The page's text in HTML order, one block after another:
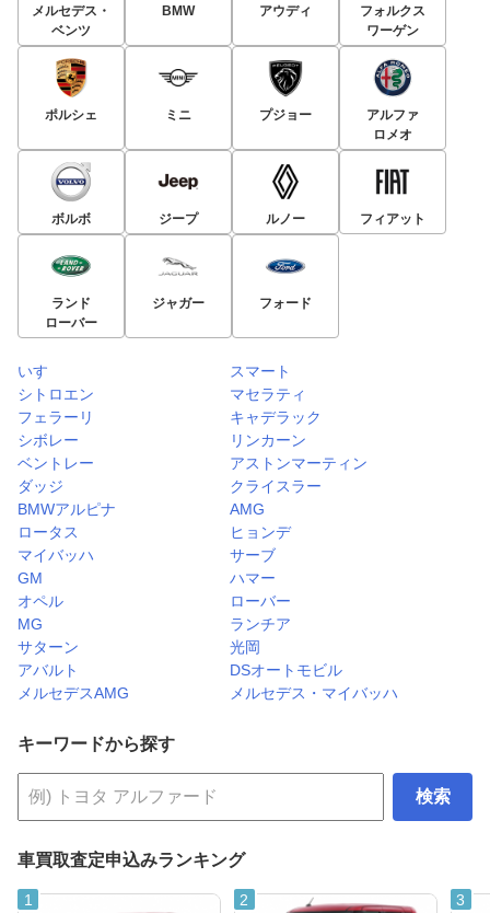
メルセデス・
ベンツ
BMW アウディ
フォルクス
ワーゲン
ポルシェ ミニ プジョー
アルファ
ロメオ
ボルボ ジープ ルノー フィアット
ランド
ローバー
ジャガー フォード
いすゞ
スマート
シトロエン
マセラティ
フェラーリ
キャデラック
シボレー
リンカーン
ベントレー
アストンマーティン
ダッジ
クライスラー
BMWアルピナ
AMG
ロータス
ヒョンデ
マイバッハ
サーブ
GM
ハマー
オペル
ローバー
MG
ランチア
サターン
光岡
アバルト
DSオートモビル
メルセデスAMG
メルセデス・マイバッハ
キーワードから探す
検索
車買取査定申込みランキング